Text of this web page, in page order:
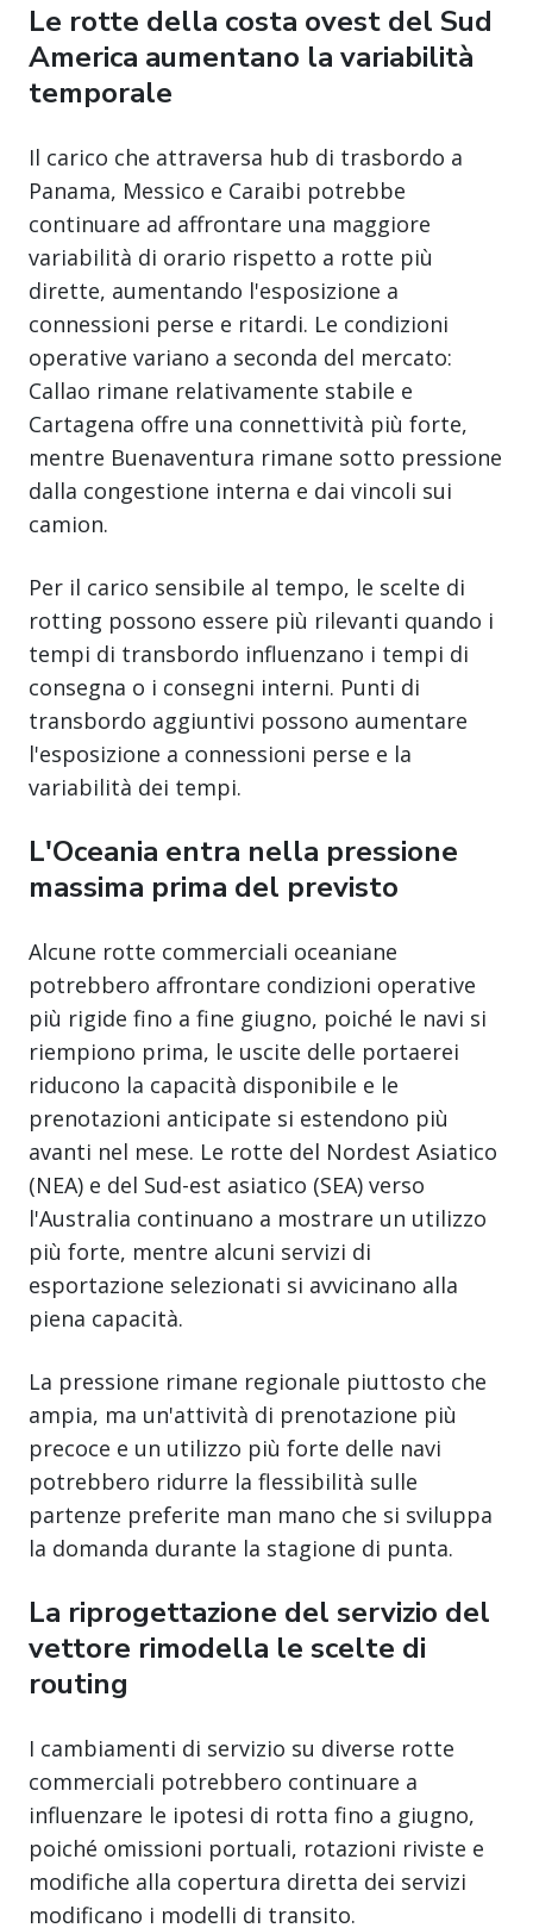
Le rotte della costa ovest del Sud
America aumentano la variabilità
temporale
Il carico che attraversa hub di trasbordo a
Panama, Messico e Caraibi potrebbe
continuare ad affrontare una maggiore
variabilità di orario rispetto a rotte più
dirette, aumentando l'esposizione a
connessioni perse e ritardi. Le condizioni
operative variano a seconda del mercato:
Callao rimane relativamente stabile e
Cartagena offre una connettività più forte,
mentre Buenaventura rimane sotto pressione
dalla congestione interna e dai vincoli sui
camion.
Per il carico sensibile al tempo, le scelte di
rotting possono essere più rilevanti quando i
tempi di transbordo influenzano i tempi di
consegna o i consegni interni. Punti di
transbordo aggiuntivi possono aumentare
l'esposizione a connessioni perse e la
variabilità dei tempi.
L'Oceania entra nella pressione
massima prima del previsto
Alcune rotte commerciali oceaniane
potrebbero affrontare condizioni operative
più rigide fino a fine giugno, poiché le navi si
riempiono prima, le uscite delle portaerei
riducono la capacità disponibile e le
prenotazioni anticipate si estendono più
avanti nel mese. Le rotte del Nordest Asiatico
(NEA) e del Sud-est asiatico (SEA) verso
l'Australia continuano a mostrare un utilizzo
più forte, mentre alcuni servizi di
esportazione selezionati si avvicinano alla
piena capacità.
La pressione rimane regionale piuttosto che
ampia, ma un'attività di prenotazione più
precoce e un utilizzo più forte delle navi
potrebbero ridurre la flessibilità sulle
partenze preferite man mano che si sviluppa
la domanda durante la stagione di punta.
La riprogettazione del servizio del
vettore rimodella le scelte di
routing
I cambiamenti di servizio su diverse rotte
commerciali potrebbero continuare a
influenzare le ipotesi di rotta fino a giugno,
poiché omissioni portuali, rotazioni riviste e
modifiche alla copertura diretta dei servizi
modificano i modelli di transito.